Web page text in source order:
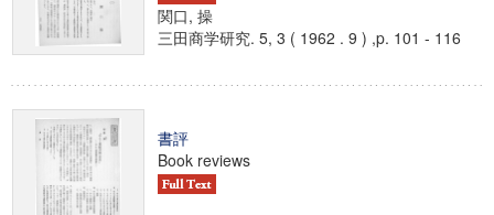
関口, 操
三田商学研究. 5, 3 ( 1962 . 9 ) ,p. 101 - 116
書評
Book reviews